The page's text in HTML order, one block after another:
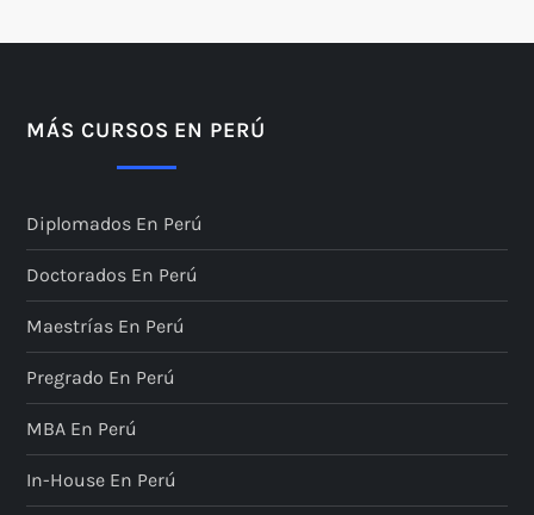
MÁS CURSOS EN PERÚ
Diplomados En Perú
Doctorados En Perú
Maestrías En Perú
Pregrado En Perú
MBA En Perú
In-House En Perú